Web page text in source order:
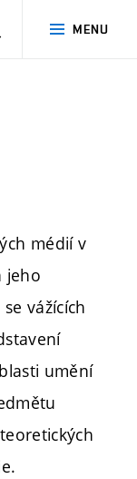
MENU
médií v
jeho
vážících
umění